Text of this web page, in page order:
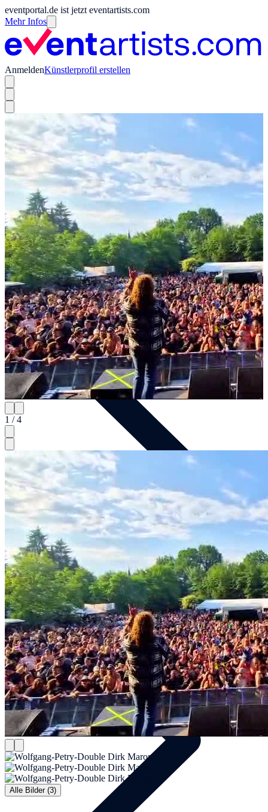
eventportal.de ist jetzt eventartists.com
Mehr Infos
AnmeldenKünstlerprofil erstellen
1 / 4
Alle Bilder (3)
Jetzt anfragen
Home
Künstler